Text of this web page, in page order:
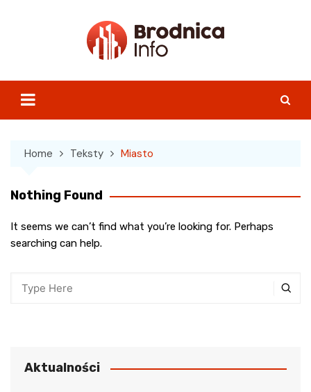
Home Teksty Miasto
Nothing Found
It seems we can’t find what you’re looking for. Perhaps
searching can help.
Aktualności